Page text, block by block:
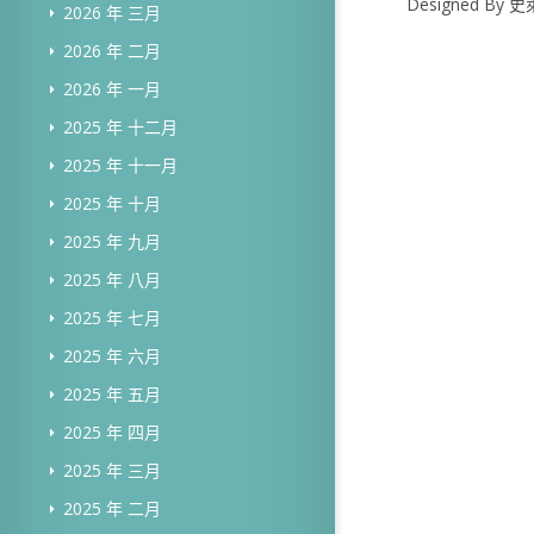
2026 年 三月
2026 年 二月
2026 年 一月
2025 年 十二月
2025 年 十一月
2025 年 十月
2025 年 九月
2025 年 八月
2025 年 七月
2025 年 六月
2025 年 五月
2025 年 四月
2025 年 三月
2025 年 二月